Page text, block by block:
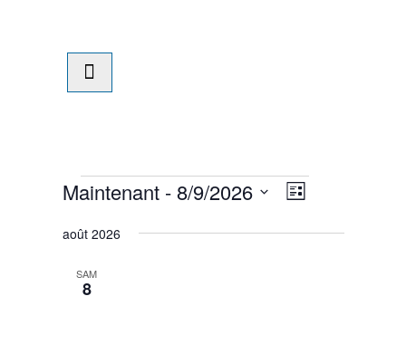
Évènements
par
Navigation
vues
Liste
Maintenant - 8/9/2026
une
août 2026
SAM
8